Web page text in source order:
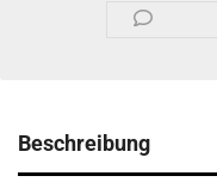
Beschreibung